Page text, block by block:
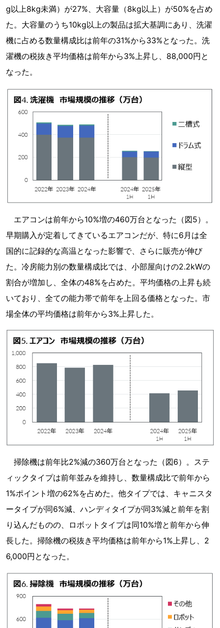
g以上8kg未満）が27%、大容量（8kg以上）が50%を占め
た。大容量のうち10kg以上の製品は拡大基調にあり、洗濯
機に占める数量構成比は前年の31%から33%となった。洗
濯機の税抜き平均価格は前年から3%上昇し、88,000円と
なった。
エアコンは前年から10%増の460万台となった（図5）。
早期購入が定着してきているエアコンだが、特に6月は全
国的に記録的な高温となった影響で、さらに販売が伸び
た。冷房能力別の数量構成比では、小部屋向けの2.2kWの
割合が増加し、全体の48%を占めた。平均価格の上昇も続
いており、全ての能力帯で前年を上回る価格となった。市
場全体の平均価格は前年から3%上昇した。
掃除機は前年比2%減の360万台となった（図6）。ステ
ィックタイプは前年並みを維持し、数量構成比で前年から
1%ポイント増の62%を占めた。他タイプでは、キャニスタ
ータイプが同6%減、ハンディタイプが同3%減と前年を割
り込んだものの、ロボットタイプは同10%増と前年から伸
長した。掃除機の税抜き平均価格は前年から1%上昇し、2
6,000円となった。